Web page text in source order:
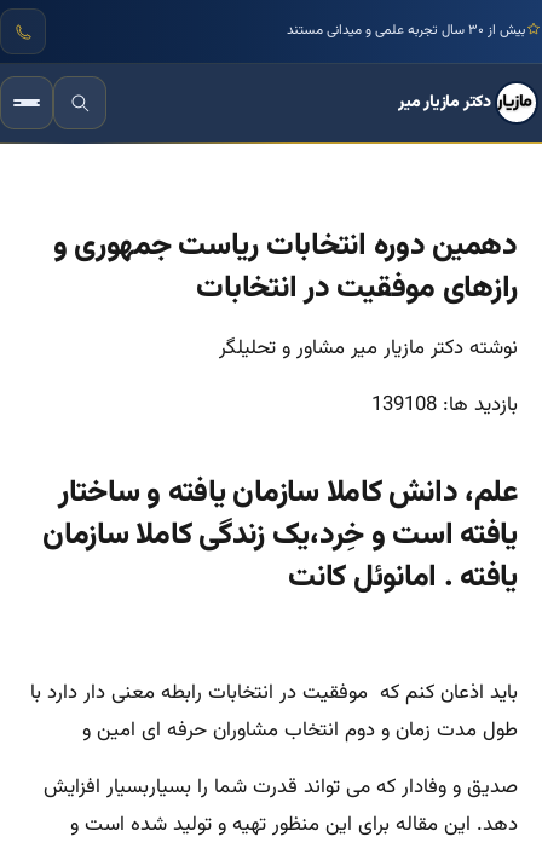
بیش از ۳۰ سال تجربه علمی و میدانی مستند
دکتر مازیار میر
دهمین دوره انتخابات ریاست جمهوری و
رازهای موفقیت در انتخابات
نوشته دکتر مازیار میر مشاور و تحلیلگر
بازدید ها: 139108
علم، دانش کاملا سازمان یافته و ساختار
یافته است و خِرد،یک زندگی کاملا سازمان
یافته . امانوئل کانت
باید اذعان کنم که موفقیت در انتخابات رابطه معنی دار دارد با
طول مدت زمان و دوم انتخاب مشاوران حرفه ای امین و
صدیق و وفادار که می تواند قدرت شما را بسیاربسیار افزایش
دهد. این مقاله برای این منظور تهیه و تولید شده است و